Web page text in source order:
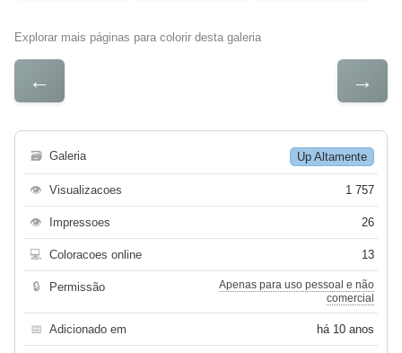
Explorar mais páginas para colorir desta galeria
← →
🗃 Galeria Up Altamente
👁 Visualizacoes 1 757
👁 Impressoes 26
💻 Coloracoes online 13
🔒 Permissão
Apenas para uso pessoal e não
comercial
📅 Adicionado em há 10 anos